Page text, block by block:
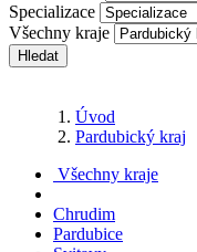
Specializace
Všechny kraje
Hledat
Úvod
Pardubický kraj
Všechny kraje
Chrudim
Pardubice